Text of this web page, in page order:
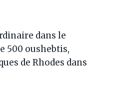
dans le
500 oushebtis,
de Rhodes dans